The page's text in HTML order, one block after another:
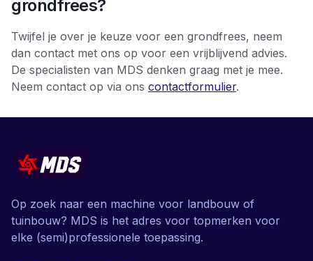
grondfrees?
Twijfel je over je keuze voor een grondfrees, neem
dan contact met ons op voor een vrijblijvend advies.
De specialisten van MDS denken graag met je mee.
Neem contact op via ons contactformulier.
Op zoek naar een machine voor landbouw of
tuinbouw? MDS is het adres voor topmerken voor
elke (semi)professionele toepassing.